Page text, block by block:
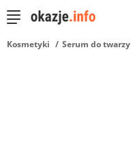
Kosmetyki Serum do twarzy